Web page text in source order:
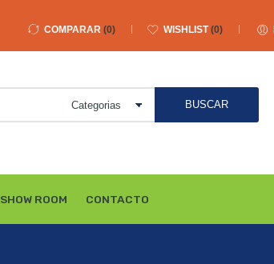
COMPARAR 0 WISHLIST 0
SHOW ROOM CONTACTO